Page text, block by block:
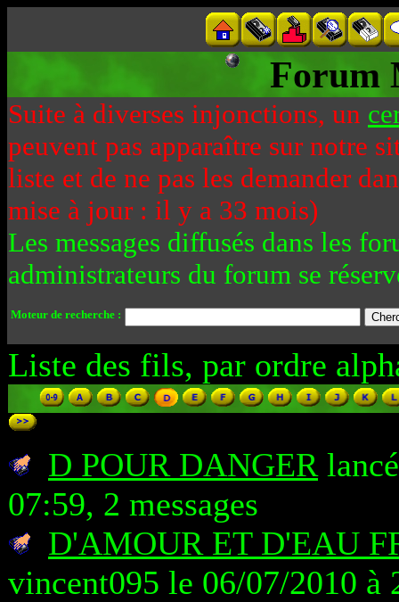
Forum
Suite à diverses injonctions, un
peuvent pas apparaître sur notre
liste et de ne pas les demander
mise à jour : il y a 33 mois)
Les messages diffusés dans les
administrateurs du forum se
Moteur de recherche :
Liste des fils, par ordre
D POUR DANGER
07:59, 2 messages
D'AMOUR ET D'EAU
vincent095 le 06/07/2010 à